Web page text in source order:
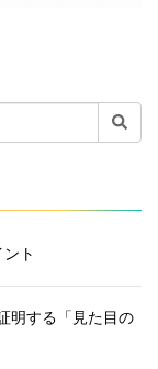
ト
明する「見た目の